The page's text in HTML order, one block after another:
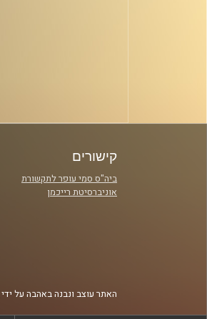
קישורים
ביה"ס סמי עופר לתקשורת
אוניברסיטת רייכמן
האתר עוצב ונבנה באהבה על ידי